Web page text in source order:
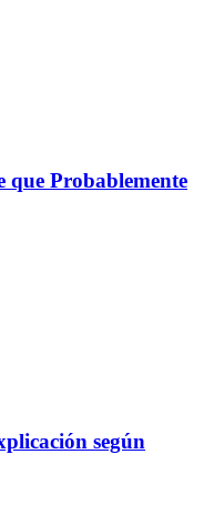
que Probablemente
según